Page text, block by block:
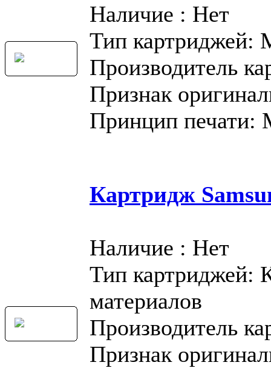
Наличие : Нет
Тип картриджей:
Производитель
Признак
Принцип печати:
Картридж
Наличие : Нет
Тип картриджей:
материалов
Производитель
Признак